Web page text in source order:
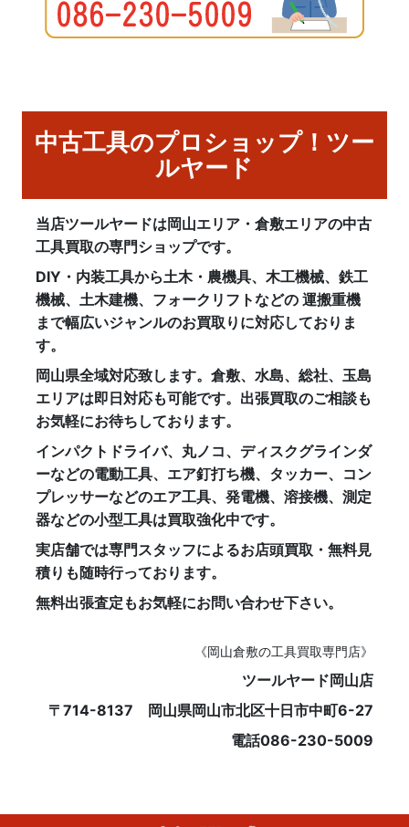
中古工具のプロショップ！ツー
ルヤード
当店ツールヤードは岡山エリア・倉敷エリアの中古
工具買取の専門ショップです。
DIY・内装工具から土木・農機具、木工機械、鉄工
機械、土木建機、フォークリフトなどの 運搬重機
まで幅広いジャンルのお買取りに対応しておりま
す。
岡山県全域対応致します。倉敷、水島、総社、玉島
エリアは即日対応も可能です。出張買取のご相談も
お気軽にお待ちしております。
インパクトドライバ、丸ノコ、ディスクグラインダ
ーなどの電動工具、エア釘打ち機、タッカー、コン
プレッサーなどのエア工具、発電機、溶接機、測定
器などの小型工具は買取強化中です。
実店舗では専門スタッフによるお店頭買取・無料見
積りも随時行っております。
無料出張査定もお気軽にお問い合わせ下さい。
《岡山倉敷の工具買取専門店》
ツールヤード岡山店
〒714-8137 岡山県岡山市北区十日市中町6-27
電話086-230-5009